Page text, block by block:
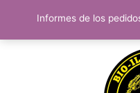
Informes de los